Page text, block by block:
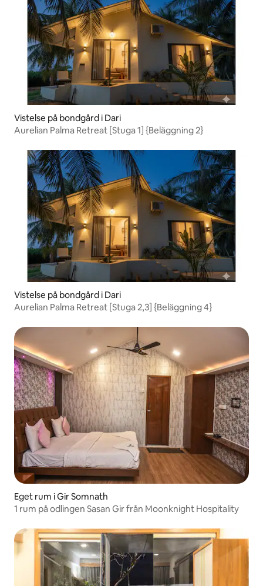
Vistelse på bondgård i Dari
Aurelian Palma Retreat [Stuga 1] {Beläggning 2}
Vistelse på bondgård i Dari
Aurelian Palma Retreat [Stuga 2,3] {Beläggning 4}
Eget rum i Gir Somnath
1 rum på odlingen Sasan Gir från Moonknight Hospitality